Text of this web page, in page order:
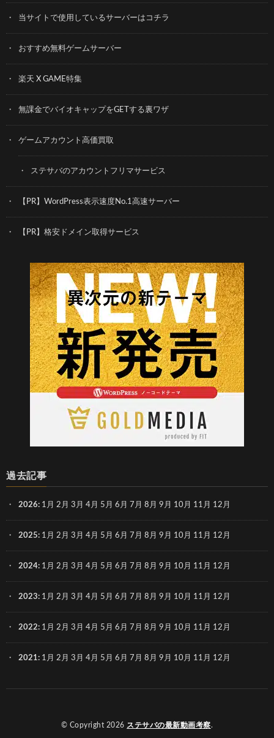
当サイトで使用しているサーバーはコチラ
おすすめ無料ゲームサーバー
楽天 X GAME特集
無課金でバイオキャップをGETする裏ワザ
ゲームアカウント高価買取
ステサバのアカウントフリマサービス
【PR】WordPress表示速度No.1高速サーバー
【PR】格安ドメイン取得サービス
過去記事
2026: 1月 2月 3月 4月 5月 6月 7月 8月 9月 10月 11月 12月
2025: 1月 2月 3月 4月 5月 6月 7月 8月 9月 10月 11月 12月
2024: 1月 2月 3月 4月 5月 6月 7月 8月 9月 10月 11月 12月
2023: 1月 2月 3月 4月 5月 6月 7月 8月 9月 10月 11月 12月
2022: 1月 2月 3月 4月 5月 6月 7月 8月 9月 10月 11月 12月
2021: 1月 2月 3月 4月 5月 6月 7月 8月 9月 10月 11月 12月
© Copyright 2026 ステサバの最新動画考察.